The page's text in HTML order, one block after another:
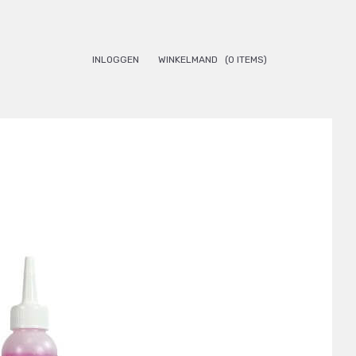
INLOGGEN WINKELMAND (0 ITEMS)